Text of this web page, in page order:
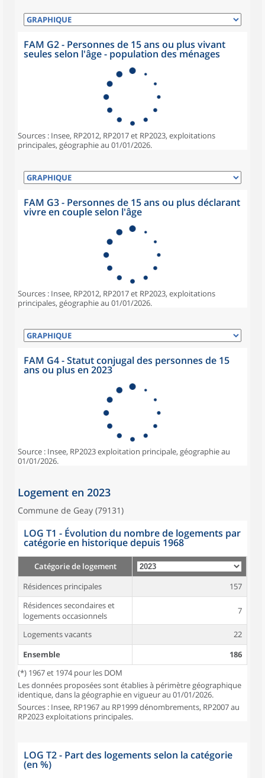
FAM G2 - Personnes de 15 ans ou plus vivant
seules selon l'âge - population des ménages
Sources : Insee, RP2012, RP2017 et RP2023, exploitations
principales, géographie au 01/01/2026.
FAM G3 - Personnes de 15 ans ou plus déclarant
vivre en couple selon l'âge
Sources : Insee, RP2012, RP2017 et RP2023, exploitations
principales, géographie au 01/01/2026.
FAM G4 - Statut conjugal des personnes de 15
ans ou plus en 2023
Source : Insee, RP2023 exploitation principale, géographie au
01/01/2026.
Logement en 2023
Commune de Geay (79131)
LOG T1 - Évolution du nombre de logements par
catégorie en historique depuis 1968
Catégorie de logement
Résidences principales
157
Résidences secondaires et
logements occasionnels
7
Logements vacants
22
Ensemble
186
(*) 1967 et 1974 pour les DOM
Les données proposées sont établies à périmètre géographique
identique, dans la géographie en vigueur au 01/01/2026.
Sources : Insee, RP1967 au RP1999 dénombrements, RP2007 au
RP2023 exploitations principales.
LOG T2 - Part des logements selon la catégorie
(en %)